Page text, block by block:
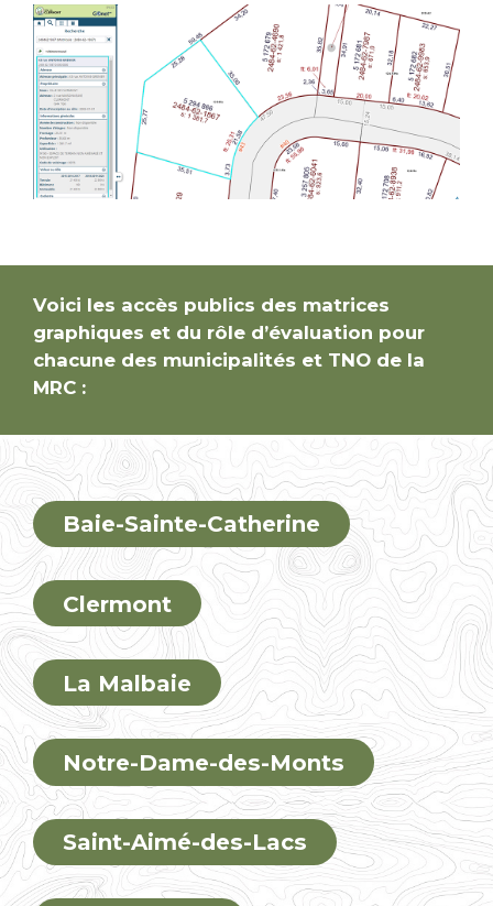
Voici les accès publics des matrices
graphiques et du rôle d’évaluation pour
chacune des municipalités et TNO de la
MRC :
Baie-Sainte-Catherine
Clermont
La Malbaie
Notre-Dame-des-Monts
Saint-Aimé-des-Lacs